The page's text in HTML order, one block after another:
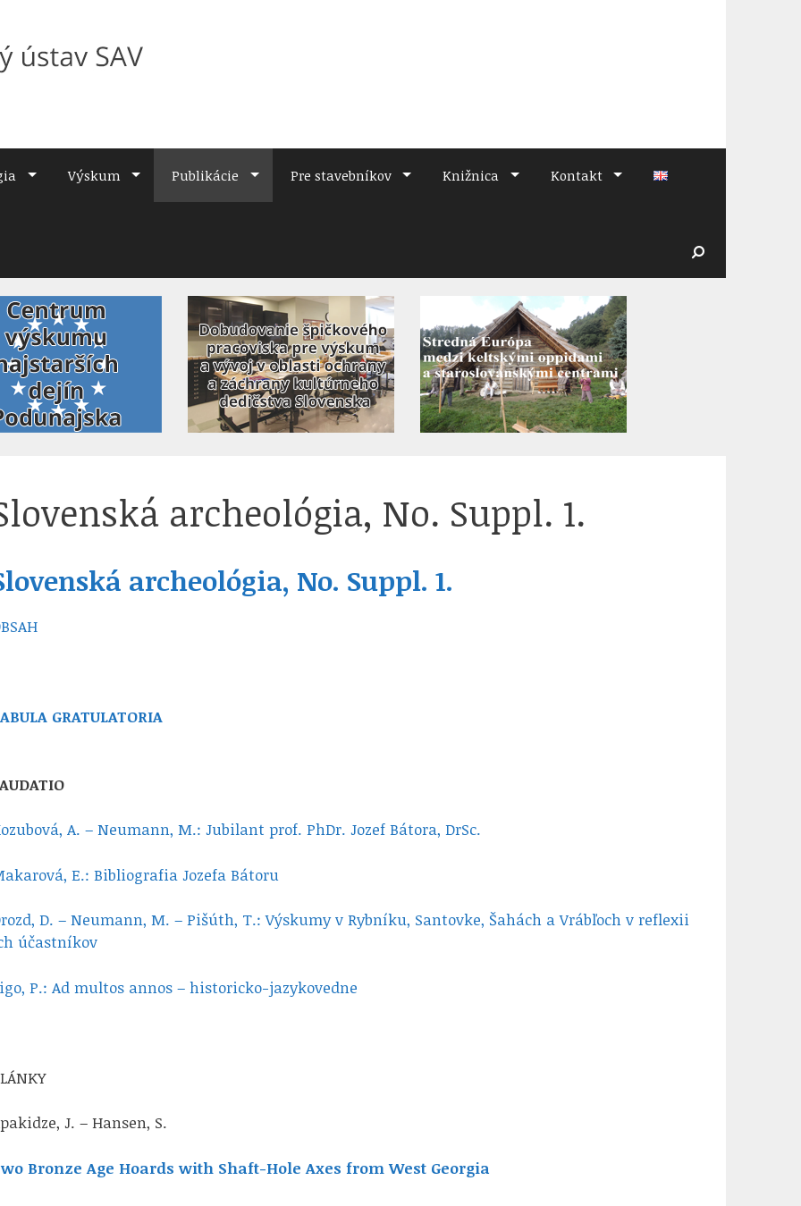
Výskum Publikácie Pre stavebníkov Knižnica Kontakt
archeológia, No. Suppl. 1.
archeológia, No. Suppl. 1.
GRATULATORIA
A. – Neumann, M.: Jubilant prof. PhDr. Jozef Bátora, DrSc.
E.: Bibliografia Jozefa Bátoru
D. – Neumann, M. – Pišúth, T.: Výskumy v Rybníku, Santovke, Šahách a Vrábľoch v reflexii
účastníkov
P.: Ad multos annos – historicko-jazykovedne
J. – Hansen, S.
Bronze Age Hoards with Shaft-Hole Axes from West Georgia